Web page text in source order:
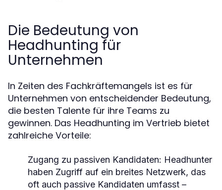
Die Bedeutung von
Headhunting für
Unternehmen
In Zeiten des Fachkräftemangels ist es für
Unternehmen von entscheidender Bedeutung,
die besten Talente für ihre Teams zu
gewinnen. Das Headhunting im Vertrieb bietet
zahlreiche Vorteile:
Zugang zu passiven Kandidaten: Headhunter
haben Zugriff auf ein breites Netzwerk, das
oft auch passive Kandidaten umfasst –